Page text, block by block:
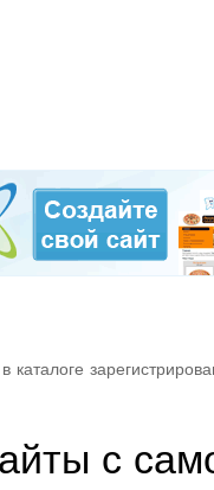
каталоге
с